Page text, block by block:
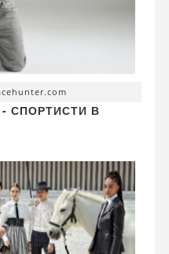
- СПОРТИСТИ В